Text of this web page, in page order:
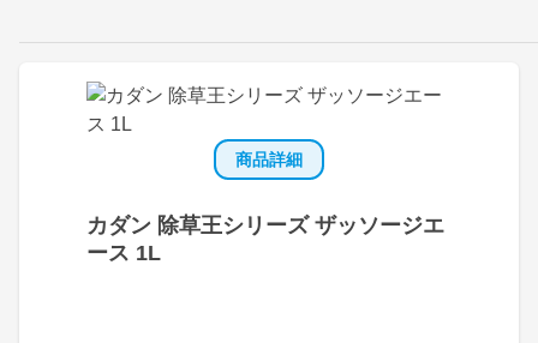
商品詳細
カダン 除草王シリーズ ザッソージエ
ース 1L